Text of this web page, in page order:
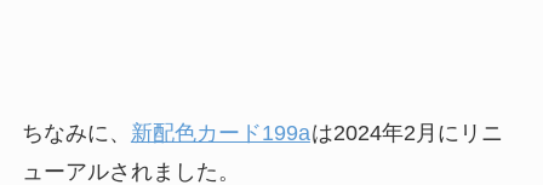
ちなみに、 新配色カード199aは2024年2月にリニ
ューアルされました。